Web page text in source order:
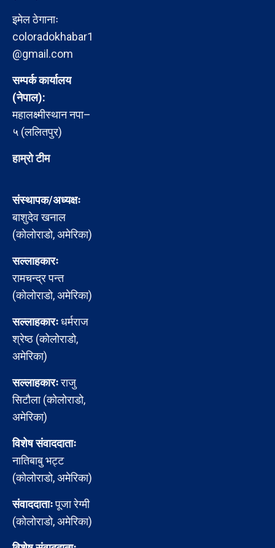
इमेल ठेगानाः
coloradokhabar1
@gmail.com
सम्पर्क कार्यालय
(नेपाल):
महालक्ष्मीस्थान नपा–
५ (ललितपुर)
हाम्रो टीम
संस्थापक/अध्यक्षः
बाशुदेव खनाल
(कोलोराडो, अमेरिका)
सल्लाहकारः
रामचन्द्र पन्त
(कोलोराडो, अमेरिका)
सल्लाहकारःधर्मराज
श्रेष्ठ (कोलोराडो,
अमेरिका)
सल्लाहकारःराजु
सिटौला (कोलोराडो,
अमेरिका)
विशेष संवाददाताः
नातिबाबु भट्ट
(कोलोराडो, अमेरिका)
संवाददाताःपूजा रेग्मी
(कोलोराडो, अमेरिका)